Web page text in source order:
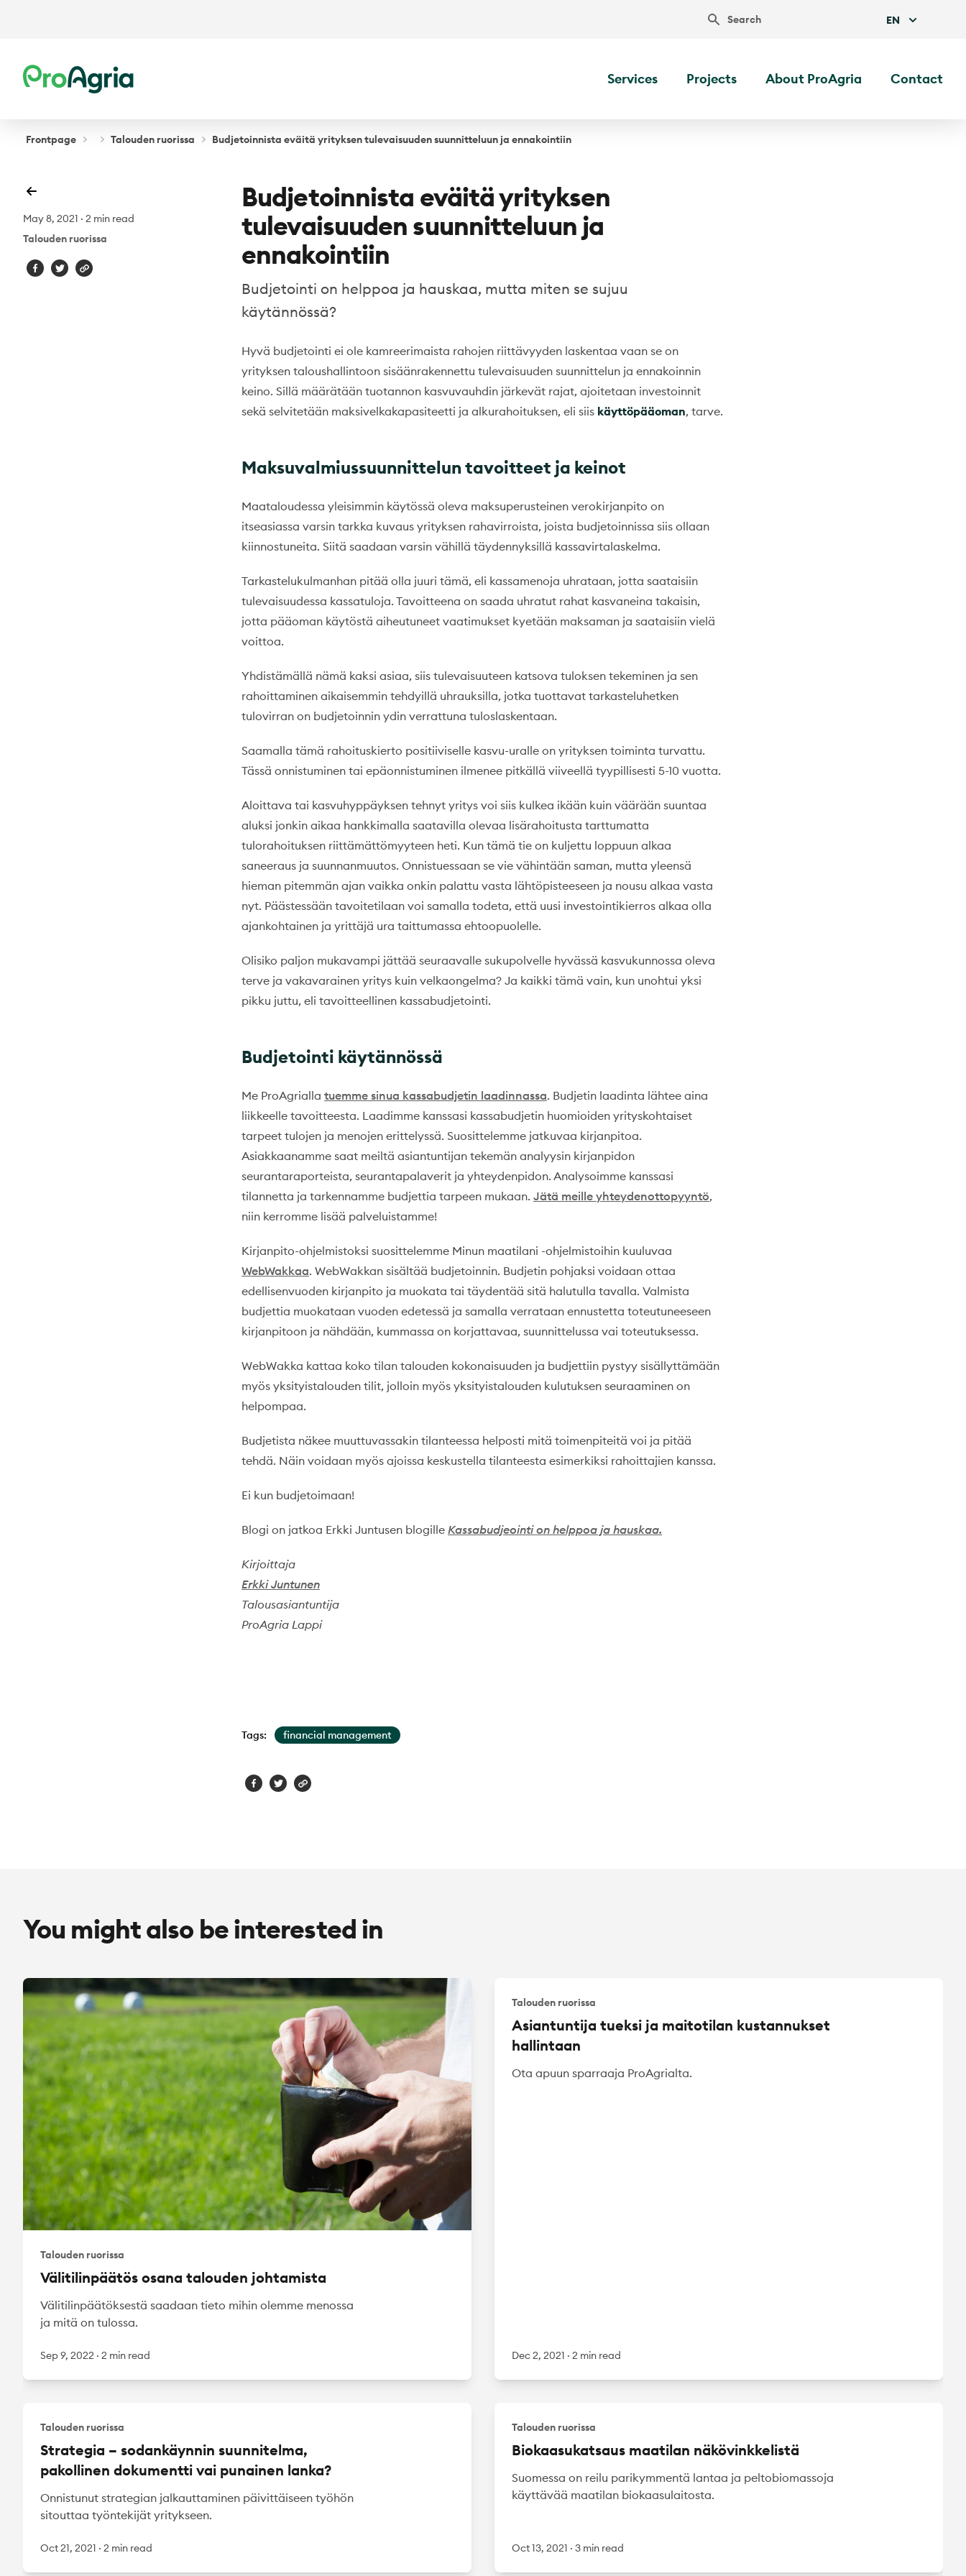
Search EN
ProAgria Services Projects About ProAgria Contact
Frontpage Talouden ruorissa Budjetoinnista eväitä yrityksen tulevaisuuden suunnitteluun ja ennakointiin
May 8, 2021 · 2 min read
Talouden ruorissa
Budjetoinnista eväitä yrityksen
tulevaisuuden suunnitteluun ja
ennakointiin
Budjetointi on helppoa ja hauskaa, mutta miten se sujuu
käytännössä?
Hyvä budjetointi ei ole kamreerimaista rahojen riittävyyden laskentaa vaan se on
yrityksen taloushallintoon sisäänrakennettu tulevaisuuden suunnittelun ja ennakoinnin
keino. Sillä määrätään tuotannon kasvuvauhdin järkevät rajat, ajoitetaan investoinnit
sekä selvitetään maksivelkakapasiteetti ja alkurahoituksen, eli siis käyttöpääoman, tarve.
Maksuvalmiussuunnittelun tavoitteet ja keinot
Maataloudessa yleisimmin käytössä oleva maksuperusteinen verokirjanpito on
itseasiassa varsin tarkka kuvaus yrityksen rahavirroista, joista budjetoinnissa siis ollaan
kiinnostuneita. Siitä saadaan varsin vähillä täydennyksillä kassavirtalaskelma.
Tarkastelukulmanhan pitää olla juuri tämä, eli kassamenoja uhrataan, jotta saataisiin
tulevaisuudessa kassatuloja. Tavoitteena on saada uhratut rahat kasvaneina takaisin,
jotta pääoman käytöstä aiheutuneet vaatimukset kyetään maksaman ja saataisiin vielä
voittoa.
Yhdistämällä nämä kaksi asiaa, siis tulevaisuuteen katsova tuloksen tekeminen ja sen
rahoittaminen aikaisemmin tehdyillä uhrauksilla, jotka tuottavat tarkasteluhetken
tulovirran on budjetoinnin ydin verrattuna tuloslaskentaan.
Saamalla tämä rahoituskierto positiiviselle kasvu-uralle on yrityksen toiminta turvattu.
Tässä onnistuminen tai epäonnistuminen ilmenee pitkällä viiveellä tyypillisesti 5-10 vuotta.
Aloittava tai kasvuhyppäyksen tehnyt yritys voi siis kulkea ikään kuin väärään suuntaa
aluksi jonkin aikaa hankkimalla saatavilla olevaa lisärahoitusta tarttumatta
tulorahoituksen riittämättömyyteen heti. Kun tämä tie on kuljettu loppuun alkaa
saneeraus ja suunnanmuutos. Onnistuessaan se vie vähintään saman, mutta yleensä
hieman pitemmän ajan vaikka onkin palattu vasta lähtöpisteeseen ja nousu alkaa vasta
nyt. Päästessään tavoitetilaan voi samalla todeta, että uusi investointikierros alkaa olla
ajankohtainen ja yrittäjä ura taittumassa ehtoopuolelle.
Olisiko paljon mukavampi jättää seuraavalle sukupolvelle hyvässä kasvukunnossa oleva
terve ja vakavarainen yritys kuin velkaongelma? Ja kaikki tämä vain, kun unohtui yksi
pikku juttu, eli tavoitteellinen kassabudjetointi.
Budjetointi käytännössä
Me ProAgrialla tuemme sinua kassabudjetin laadinnassa. Budjetin laadinta lähtee aina
liikkeelle tavoitteesta. Laadimme kanssasi kassabudjetin huomioiden yrityskohtaiset
tarpeet tulojen ja menojen erittelyssä. Suosittelemme jatkuvaa kirjanpitoa.
Asiakkaanamme saat meiltä asiantuntijan tekemän analyysin kirjanpidon
seurantaraporteista, seurantapalaverit ja yhteydenpidon. Analysoimme kanssasi
tilannetta ja tarkennamme budjettia tarpeen mukaan. Jätä meille yhteydenottopyyntö,
niin kerromme lisää palveluistamme!
Kirjanpito-ohjelmistoksi suosittelemme Minun maatilani -ohjelmistoihin kuuluvaa
WebWakkaa. WebWakkan sisältää budjetoinnin. Budjetin pohjaksi voidaan ottaa
edellisenvuoden kirjanpito ja muokata tai täydentää sitä halutulla tavalla. Valmista
budjettia muokataan vuoden edetessä ja samalla verrataan ennustetta toteutuneeseen
kirjanpitoon ja nähdään, kummassa on korjattavaa, suunnittelussa vai toteutuksessa.
WebWakka kattaa koko tilan talouden kokonaisuuden ja budjettiin pystyy sisällyttämään
myös yksityistalouden tilit, jolloin myös yksityistalouden kulutuksen seuraaminen on
helpompaa.
Budjetista näkee muuttuvassakin tilanteessa helposti mitä toimenpiteitä voi ja pitää
tehdä. Näin voidaan myös ajoissa keskustella tilanteesta esimerkiksi rahoittajien kanssa.
Ei kun budjetoimaan!
Blogi on jatkoa Erkki Juntusen blogille Kassabudjeointi on helppoa ja hauskaa.
Kirjoittaja
Erkki Juntunen
Talousasiantuntija
ProAgria Lappi
Tags: financial management
You might also be interested in
Talouden ruorissa
Välitilinpäätös osana talouden johtamista
Välitilinpäätöksestä saadaan tieto mihin olemme menossa
ja mitä on tulossa.
Sep 9, 2022 · 2 min read
Talouden ruorissa
Asiantuntija tueksi ja maitotilan kustannukset
hallintaan
Ota apuun sparraaja ProAgrialta.
Dec 2, 2021 · 2 min read
Talouden ruorissa
Strategia – sodankäynnin suunnitelma,
pakollinen dokumentti vai punainen lanka?
Onnistunut strategian jalkauttaminen päivittäiseen työhön
sitouttaa työntekijät yritykseen.
Oct 21, 2021 · 2 min read
Talouden ruorissa
Biokaasukatsaus maatilan näkövinkkelistä
Suomessa on reilu parikymmentä lantaa ja peltobiomassoja
käyttävää maatilan biokaasulaitosta.
Oct 13, 2021 · 3 min read